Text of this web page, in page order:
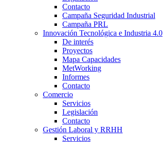
Contacto
Campaña Seguridad Industrial
Campaña PRL
Innovación Tecnológica e Industria 4.0
De interés
Proyectos
Mapa Capacidades
MetWorking
Informes
Contacto
Comercio
Servicios
Legislación
Contacto
Gestión Laboral y RRHH
Servicios